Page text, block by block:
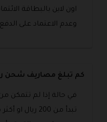
اون لاين بالبطاقة
وعدم الاعتماد على
كم تبلغ مصاريف شحن
في حالة إذا لم تتمكن
تبدأ من 200